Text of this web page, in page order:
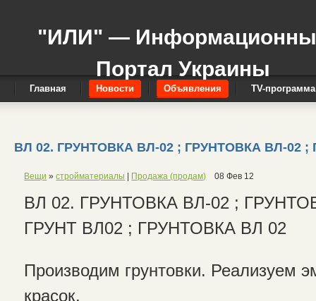
"ИЛИ" —
Портал Украины
Главная Новости Объявления TV-программа
ВЛ 02. ГРУНТОВКА ВЛ-02 ; ГРУНТОВКА ВЛ-02 ;
Вещи »стройматериалы Продажа (продам) 08 Фев 12
ВЛ 02. ГРУНТОВКА ВЛ-02 ;
ГРУНТ ВЛ02 ; ГРУНТОВКА ВЛ 02
Производим грунтовки. Реализуем
красок.